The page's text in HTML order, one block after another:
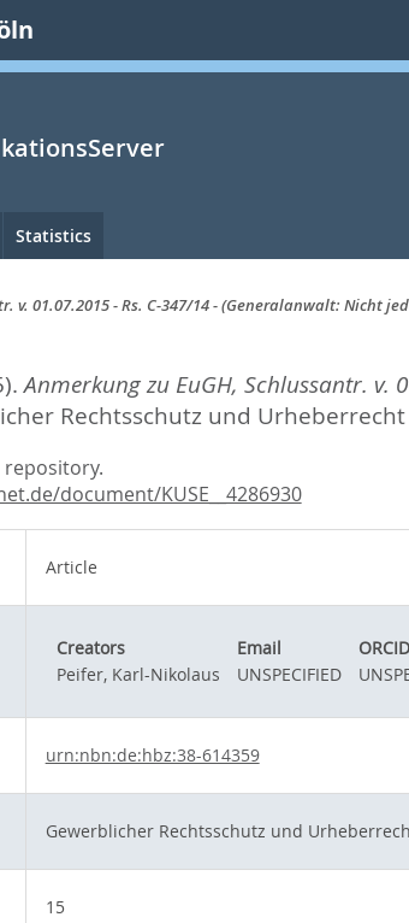
Statistics
v. 01.07.2015 - Rs. C-347/14 - (Generalanwalt: Nicht
Anmerkung zu EuGH, Schlussantr. v.
Rechtsschutz und Urheberrecht
document/KUSE__4286930
Article
Creators Email ORCID
Peifer, Karl-Nikolaus
UNSPECIFIED
urn:nbn:de:hbz:38-614359
Gewerblicher Rechtsschutz und
15